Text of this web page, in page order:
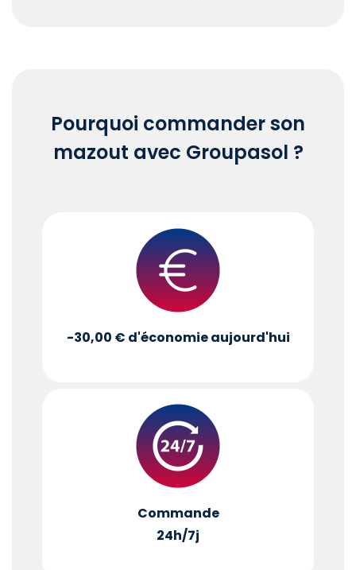
Pourquoi commander son
mazout avec Groupasol ?
-30,00 € d'économie aujourd'hui
Commande
24h/7j